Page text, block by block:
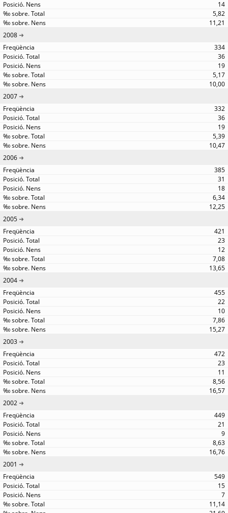
14
5,82
11,21
2008
334
36
19
5,17
10,00
2007
332
36
19
5,39
10,47
2006
385
31
18
6,34
12,25
2005
421
23
12
7,08
13,65
2004
455
22
10
7,86
15,27
2003
472
23
11
8,56
16,57
2002
449
21
9
8,63
16,76
2001
549
15
7
11,14